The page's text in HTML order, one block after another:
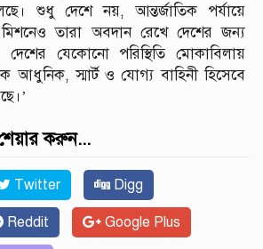
শুধু দেশে নয়, আন্তর্জাতিক পর্যায়ে
মিশনেও তারা অবদান রেখে দেশের জন্য
যেকোনো পরিস্থিতি মোকাবিলায়
আধুনিক, স্মার্ট ও যোগ্য বাহিনী হিসেবে
করুন...
Twitter Digg
Reddit Google Plus